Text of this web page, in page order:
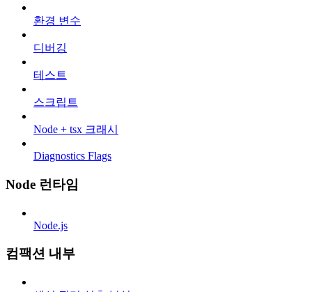
환경 변수
디버깅
테스트
스크립트
Node + tsx 크래시
Diagnostics Flags
Node 런타임
Node.js
컴팩션 내부